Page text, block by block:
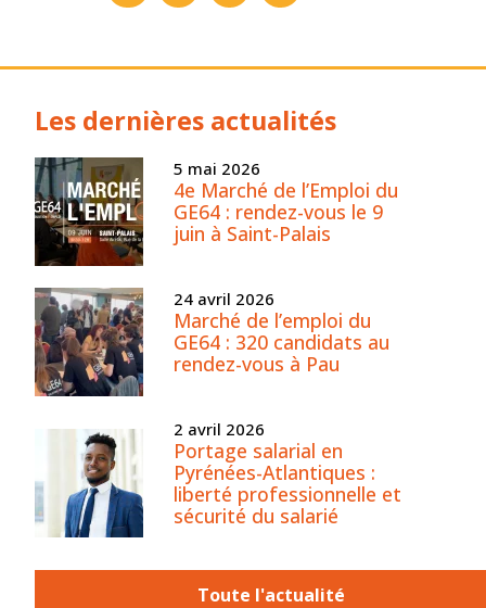
Les dernières actualités
5 mai 2026
4e Marché de l’Emploi du
GE64 : rendez-vous le 9
juin à Saint-Palais
24 avril 2026
Marché de l’emploi du
GE64 : 320 candidats au
rendez-vous à Pau
2 avril 2026
Portage salarial en
Pyrénées-Atlantiques :
liberté professionnelle et
sécurité du salarié
Toute l'actualité